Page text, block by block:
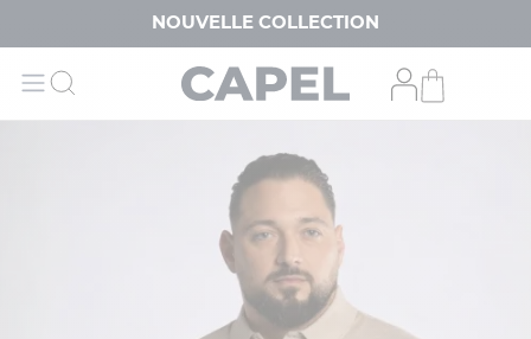
NOUVELLE COLLECTION